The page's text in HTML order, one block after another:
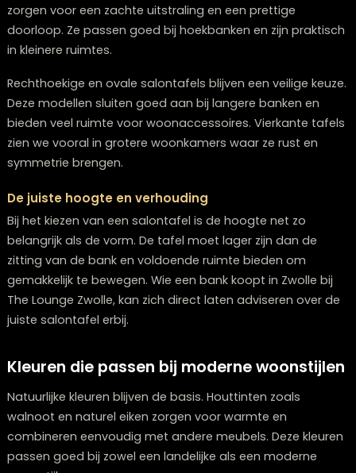
samenkomen.
Vormen en afmetingen in balans
De vorm van een salontafel bepaalt de sfeer in de
woonkamer. Ronde salontafels zijn populair omdat ze
zorgen voor een zachte uitstraling en een prettige
doorloop. Ze passen goed bij hoekbanken en zijn
Rechthoekige en ovale salontafels blijven een veilige
Deze modellen sluiten goed aan bij langere banken en
bieden veel ruimte voor woonaccessoires. Vierkante
zien we vooral in grotere woonkamers waar ze rust en
symmetrie brengen.
Bij het kiezen van een salontafel is de hoogte net zo
belangrijk als de vorm. De tafel moet lager zijn dan de
zitting van de bank en voldoende ruimte bieden om
gemakkelijk te bewegen. Wie een bank koopt in Zwolle
The Lounge Zwolle, kan zich direct laten adviseren